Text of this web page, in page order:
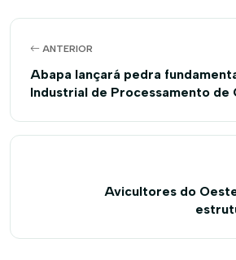
ANTERIOR
Abapa lançará pedra
Industrial de Processamento de
Avicultores do